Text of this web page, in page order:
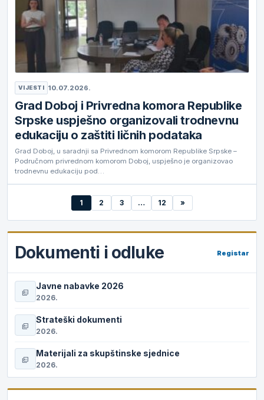
VIJESTI 10.07.2026.
Grad Doboj i Privredna komora Republike
Srpske uspješno organizovali trodnevnu
edukaciju o zaštiti ličnih podataka
Grad Doboj, u saradnji sa Privrednom komorom Republike Srpske –
Područnom privrednom komorom Doboj, uspješno je organizovao
trodnevnu edukaciju pod…
1 2 3 … 12 »
Dokumenti i odluke Registar
picture_as_pdf
Javne nabavke 2026
2026.
picture_as_pdf
Strateški dokumenti
2026.
picture_as_pdf
Materijali za skupštinske sjednice
2026.